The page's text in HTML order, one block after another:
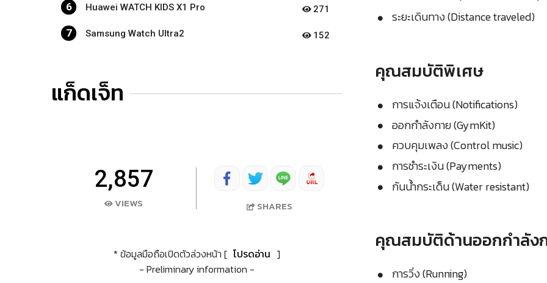
6 Huawei WATCH KIDS X1 Pro 271
7 Samsung Watch Ultra2 152
แก็ดเจ็ท
2,857
VIEWS SHARES
* ข้อมูลมือถือเปิดตัวล่วงหน้า [ โปรดอ่าน ]
- Preliminary information -
ระยะเดินทาง (Distance traveled)
คุณสมบัติพิเศษ
การแจ้งเตือน (Notifications)
ออกกำลังกาย (GymKit)
ควบคุมเพลง (Control music)
การชำระเงิน (Payments)
กันน้ำกระเด็น (Water resistant)
คุณสมบัติด้านออกกำลัง
การวิ่ง (Running)